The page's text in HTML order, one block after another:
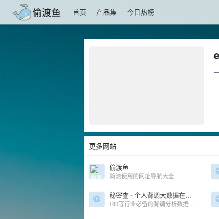
首页 产品集 今日热榜
更多网站
偷渡鱼
简洁使用的网址导航大全
秘密查 - 个人背调大数据在线查询报告网站